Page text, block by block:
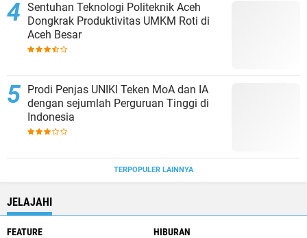
Sentuhan Teknologi Politeknik Aceh
Dongkrak Produktivitas UMKM Roti di
Aceh Besar
Prodi Penjas UNIKI Teken MoA dan IA
dengan sejumlah Perguruan Tinggi di
Indonesia
TERPOPULER LAINNYA
JELAJAHI
FEATURE HIBURAN